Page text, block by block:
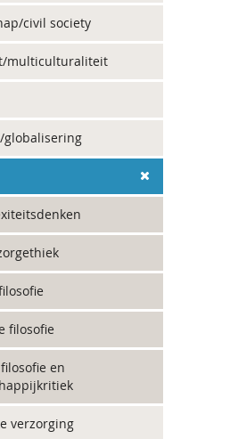
civil society
multiculturaliteit
globalisering
filosofie
en
verzorging